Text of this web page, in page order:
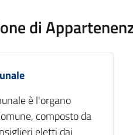
di
è l'organo
composto da
eletti dai